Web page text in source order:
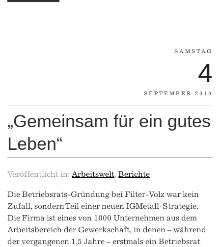
SAMSTAG
4
SEPTEMBER 2010
„Gemeinsam für ein gutes
Leben“
Veröffentlicht in: Arbeitswelt, Berichte
Die Betriebsrats-Gründung bei Filter-Volz war kein
Zufall, sondern Teil einer neuen IGMetall-Strategie.
Die Firma ist eines von 1000 Unternehmen aus dem
Arbeitsbereich der Gewerkschaft, in denen – während
der vergangenen 1,5 Jahre – erstmals ein Betriebsrat